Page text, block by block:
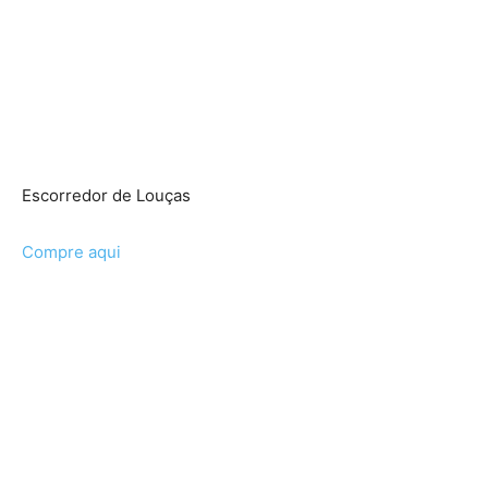
Escorredor de Louças
Compre aqui